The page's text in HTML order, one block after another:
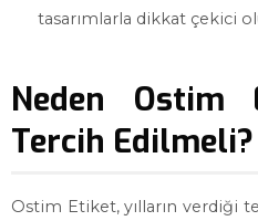
tasarımlarla dikkat çekici
Neden Ostim
Tercih Edilmeli?
Ostim Etiket, yılların verdiği